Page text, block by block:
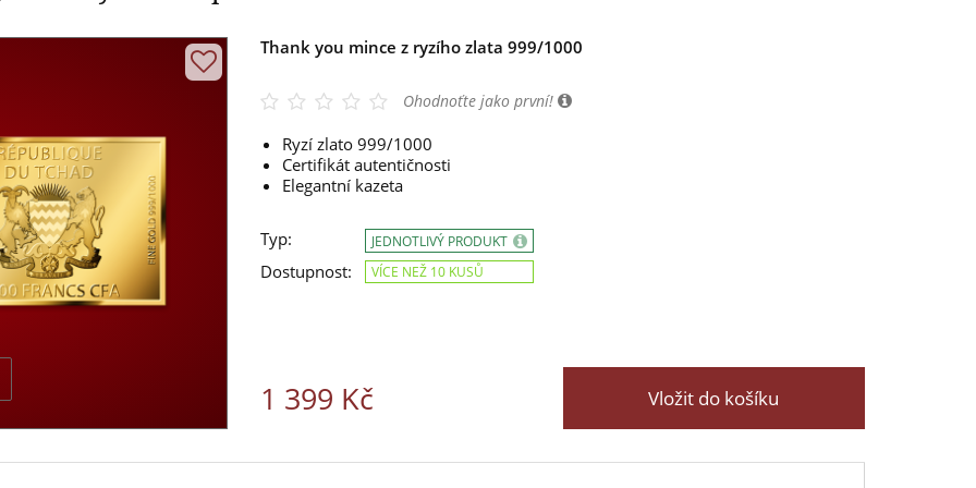
Thank you mince z ryzího zlata 999/1000
Ohodnoťte jako první!
Ryzí zlato 999/1000
Certifikát autentičnosti
Elegantní kazeta
Typ:
Dostupnost:
JEDNOTLIVÝ PRODUKT
VÍCE NEŽ 10 KUSŮ
1 399 Kč Vložit do košíku